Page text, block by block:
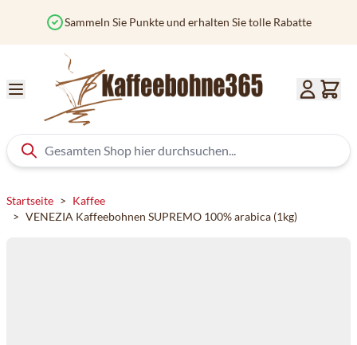
Sammeln Sie Punkte und erhalten Sie tolle Rabatte
Startseite > Kaffee
> VENEZIA Kaffeebohnen SUPREMO 100% arabica (1kg)